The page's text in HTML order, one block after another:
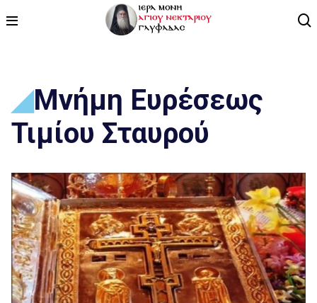
ΠΡΟΓΡΑΜΜΑ
ΒΙΝΤΕΟ
ΑΡΘΡΟΓΡΑΦΙΑ
ΑΓΙΟΛΟΓΙΟ - ΒΙΟΙ ΑΓΙΩΝ
ΕΠΙΚΟΙΝΩΝΙΑ
Μνήμη Ευρέσεως
Τιμίου Σταυρού